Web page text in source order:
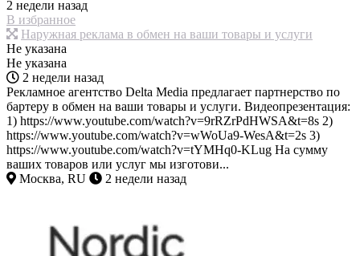
2 недели назад
В избранное
Наружная реклама в обмен на ваши товары и услуги
Не указана
Не указана
2 недели назад
Рекламное агентство Delta Media предлагает партнерство по
бартеру в обмен на ваши товары и услуги. Видеопрезентация:
1) https://www.youtube.com/watch?v=9rRZrPdHWSA&t=8s 2)
https://www.youtube.com/watch?v=wWoUa9-WesA&t=2s 3)
https://www.youtube.com/watch?v=tYMHq0-KLug На сумму
ваших товаров или услуг мы изготови...
Москва, RU
2 недели назад